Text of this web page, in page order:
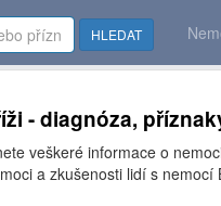
HLEDAT
- diagnóza,
veškeré informace o
a zkušenosti lidí s nemocí